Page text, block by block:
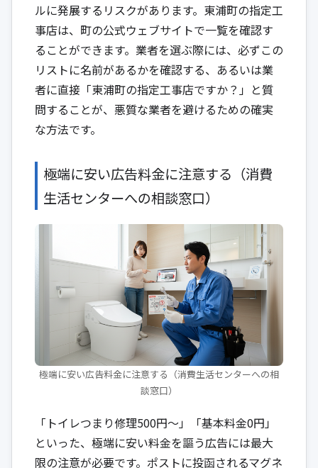
ルに発展するリスクがあります。東浦町の指定工
事店は、町の公式ウェブサイトで一覧を確認す
ることができます。業者を選ぶ際には、必ずこの
リストに名前があるかを確認する、あるいは業
者に直接「東浦町の指定工事店ですか？」と質
問することが、悪質な業者を避けるための確実
な方法です。
極端に安い広告料金に注意する（消費
生活センターへの相談窓口）
極端に安い広告料金に注意する（消費生活センターへの相
談窓口）
「トイレつまり修理500円〜」「基本料金0円」
といった、極端に安い料金を謳う広告には最大
限の注意が必要です。ポストに投函されるマグネ